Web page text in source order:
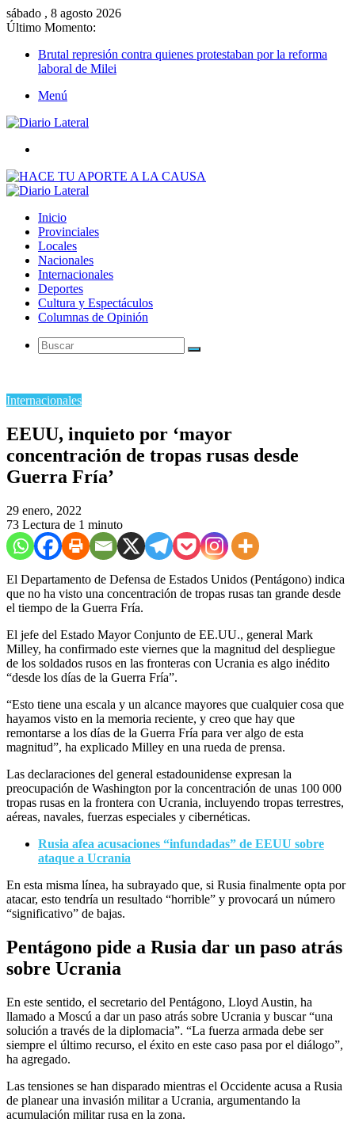
sábado , 8 agosto 2026
Último Momento:
Brutal represión contra quienes protestaban por la reforma
laboral de Milei
Menú
Inicio
Provinciales
Locales
Nacionales
Internacionales
Deportes
Cultura y Espectáculos
Columnas de Opinión
Buscar
Internacionales
EEUU, inquieto por ‘mayor
concentración de tropas rusas desde
Guerra Fría’
29 enero, 2022
73 Lectura de 1 minuto
El Departamento de Defensa de Estados Unidos (Pentágono) indica
que no ha visto una concentración de tropas rusas tan grande desde
el tiempo de la Guerra Fría.
El jefe del Estado Mayor Conjunto de EE.UU., general Mark
Milley, ha confirmado este viernes que la magnitud del despliegue
de los soldados rusos en las fronteras con Ucrania es algo inédito
“desde los días de la Guerra Fría”.
“Esto tiene una escala y un alcance mayores que cualquier cosa que
hayamos visto en la memoria reciente, y creo que hay que
remontarse a los días de la Guerra Fría para ver algo de esta
magnitud”, ha explicado Milley en una rueda de prensa.
Las declaraciones del general estadounidense expresan la
preocupación de Washington por la concentración de unas 100 000
tropas rusas en la frontera con Ucrania, incluyendo tropas terrestres,
aéreas, navales, fuerzas especiales y cibernéticas.
Rusia afea acusaciones “infundadas” de EEUU sobre
ataque a Ucrania
En esta misma línea, ha subrayado que, si Rusia finalmente opta por
atacar, esto tendría un resultado “horrible” y provocará un número
“significativo” de bajas.
Pentágono pide a Rusia dar un paso atrás
sobre Ucrania
En este sentido, el secretario del Pentágono, Lloyd Austin, ha
llamado a Moscú a dar un paso atrás sobre Ucrania y buscar “una
solución a través de la diplomacia”. “La fuerza armada debe ser
siempre el último recurso, el éxito en este caso pasa por el diálogo”,
ha agregado.
Las tensiones se han disparado mientras el Occidente acusa a Rusia
de planear una invasión militar a Ucrania, argumentando la
acumulación militar rusa en la zona.